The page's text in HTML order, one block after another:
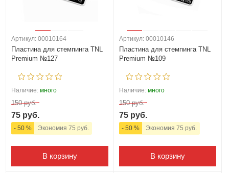
Артикул: 00010164
Пластина для стемпинга TNL
Premium №127
Наличие: много
150 руб.
75 руб.
- 50 % Экономия 75 руб.
В корзину
Артикул: 00010146
Пластина для стемпинга TNL
Premium №109
Наличие: много
150 руб.
75 руб.
- 50 % Экономия 75 руб.
В корзину